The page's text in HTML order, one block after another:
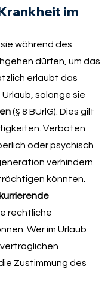
im
während des
dürfen, um das
erlaubt das
solange sie
(§ 8 BUrlG). Dies gilt
Verboten
oder psychisch
verhindern
könnten.
rechtliche
Wer im Urlaub
Zustimmung des